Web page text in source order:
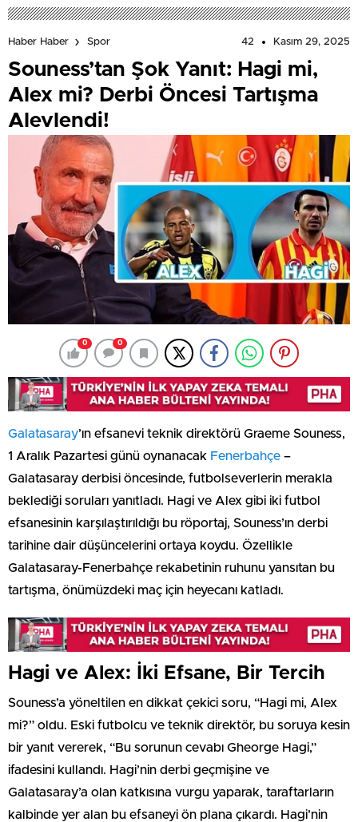
Haber Haber Spor 42 Kasım 29, 2025
Souness’tan Şok Yanıt: Hagi mi,
Alex mi? Derbi Öncesi Tartışma
Alevlendi!
0 0
Galatasaray’ın efsanevi teknik direktörü Graeme Souness,
1 Aralık Pazartesi günü oynanacak Fenerbahçe –
Galatasaray derbisi öncesinde, futbolseverlerin merakla
beklediği soruları yanıtladı. Hagi ve Alex gibi iki futbol
efsanesinin karşılaştırıldığı bu röportaj, Souness’ın derbi
tarihine dair düşüncelerini ortaya koydu. Özellikle
Galatasaray-Fenerbahçe rekabetinin ruhunu yansıtan bu
tartışma, önümüzdeki maç için heyecanı katladı.
Hagi ve Alex: İki Efsane, Bir Tercih
Souness’a yöneltilen en dikkat çekici soru, “Hagi mi, Alex
mi?” oldu. Eski futbolcu ve teknik direktör, bu soruya kesin
bir yanıt vererek, “Bu sorunun cevabı Gheorge Hagi,”
ifadesini kullandı. Hagi’nin derbi geçmişine ve
Galatasaray’a olan katkısına vurgu yaparak, taraftarların
kalbinde yer alan bu efsaneyi ön plana çıkardı. Hagi’nin